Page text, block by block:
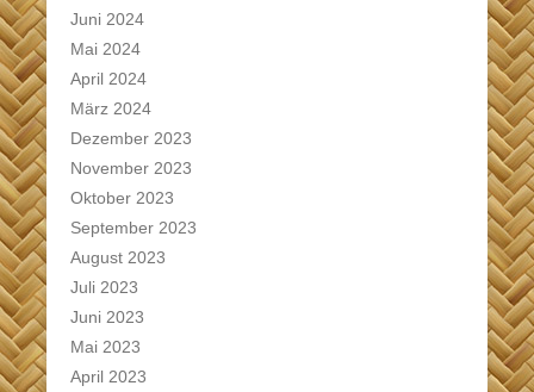
Juni 2024
Mai 2024
April 2024
März 2024
Dezember 2023
November 2023
Oktober 2023
September 2023
August 2023
Juli 2023
Juni 2023
Mai 2023
April 2023